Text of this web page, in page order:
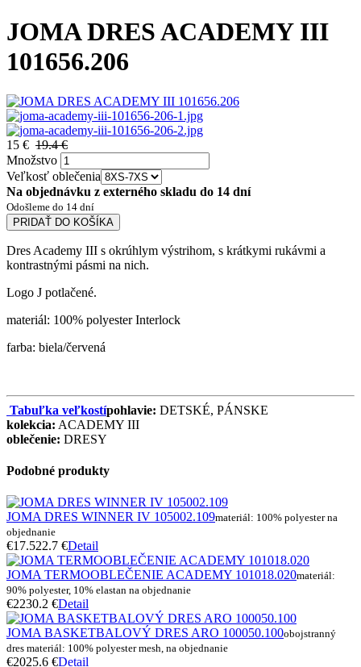
JOMA DRES ACADEMY III
101656.206
15 € 19.4 €
Množstvo
Veľkosť oblečenia
Na objednávku z externého skladu do 14 dní
Odošleme do 14 dní
PRIDAŤ DO KOŠÍKA
Dres Academy III s okrúhlym výstrihom, s krátkymi rukávmi a
kontrastnými pásmi na nich.
Logo J potlačené.
materiál: 100% polyester Interlock
farba: biela/červená
Tabuľka veľkostípohlavie: DETSKÉ, PÁNSKE
kolekcia: ACADEMY III
oblečenie: DRESY
Podobné produkty
JOMA DRES WINNER IV 105002.109materiál: 100% polyester na
objednanie
€17.522.7 €Detail
JOMA TERMOOBLEČENIE ACADEMY 101018.020materiál:
90% polyester, 10% elastan na objednanie
€2230.2 €Detail
JOMA BASKETBALOVÝ DRES ARO 100050.100obojstranný
dres materiál: 100% polyester mesh, na objednanie
€2025.6 €Detail